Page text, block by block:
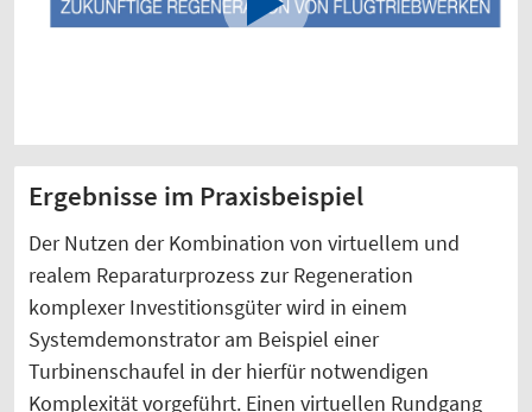
Ergebnisse im Praxisbeispiel
Der Nutzen der Kombination von virtuellem und
realem Reparaturprozess zur Regeneration
komplexer Investitionsgüter wird in einem
Systemdemonstrator am Beispiel einer
Turbinenschaufel in der hierfür notwendigen
Komplexität vorgeführt. Einen virtuellen Rundgang